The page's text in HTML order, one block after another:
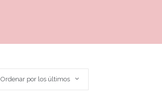
Ordenar por los últimos